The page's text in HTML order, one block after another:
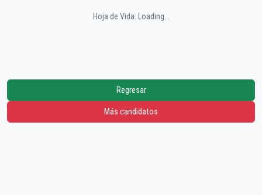
Hoja de Vida: Loading...
Regresar
Más candidatos